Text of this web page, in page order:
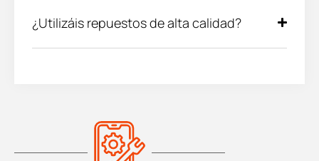
¿Utilizáis repuestos de alta calidad?